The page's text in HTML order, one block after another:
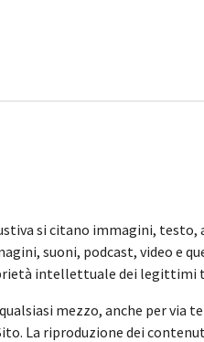
si citano immagini, testo,
suoni, podcast, video e
intellettuale dei legittimi
mezzo, anche per via
La riproduzione dei